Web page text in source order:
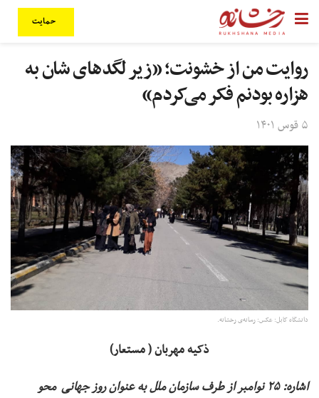
حمایت
روایت من از خشونت؛ «زیر لگدهای شان به
هزاره بودنم فکر می‌کردم»
۵ قوس ۱۴۰۱
دانشگاه کابل: عکس: رسانه‌ی رخشانه.
ذکیه مهربان ( مستعار)
اشاره:‌۲۵ نوامبر از طرف سازمان ملل به عنوان روز جهانی محو